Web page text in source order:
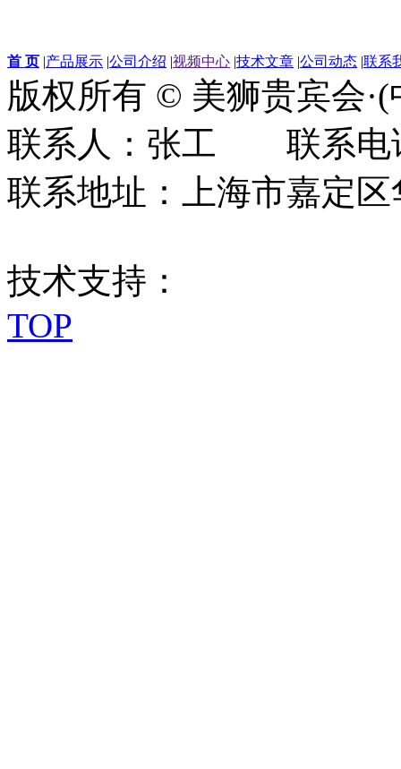
首 页 |产品展示 |公司介绍 |视频中心 |技术文章 |公司动态 |联系
版权所有 © 美狮贵宾会
联系人：张工 联系电
联系地址：上海市嘉定
技术支持：
TOP